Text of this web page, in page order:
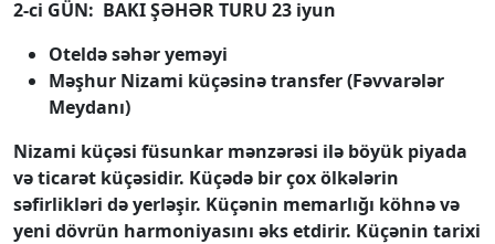
2-ci GÜN: BAKI ŞƏHƏR TURU 23 iyun
Oteldə səhər yeməyi
Məşhur Nizami küçəsinə transfer (Fəvvarələr
Meydanı)
Nizami küçəsi füsunkar mənzərəsi ilə böyük piyada
və ticarət küçəsidir. Küçədə bir çox ölkələrin
səfirlikləri də yerləşir. Küçənin memarlığı köhnə və
yeni dövrün harmoniyasını əks etdirir. Küçənin tarixi